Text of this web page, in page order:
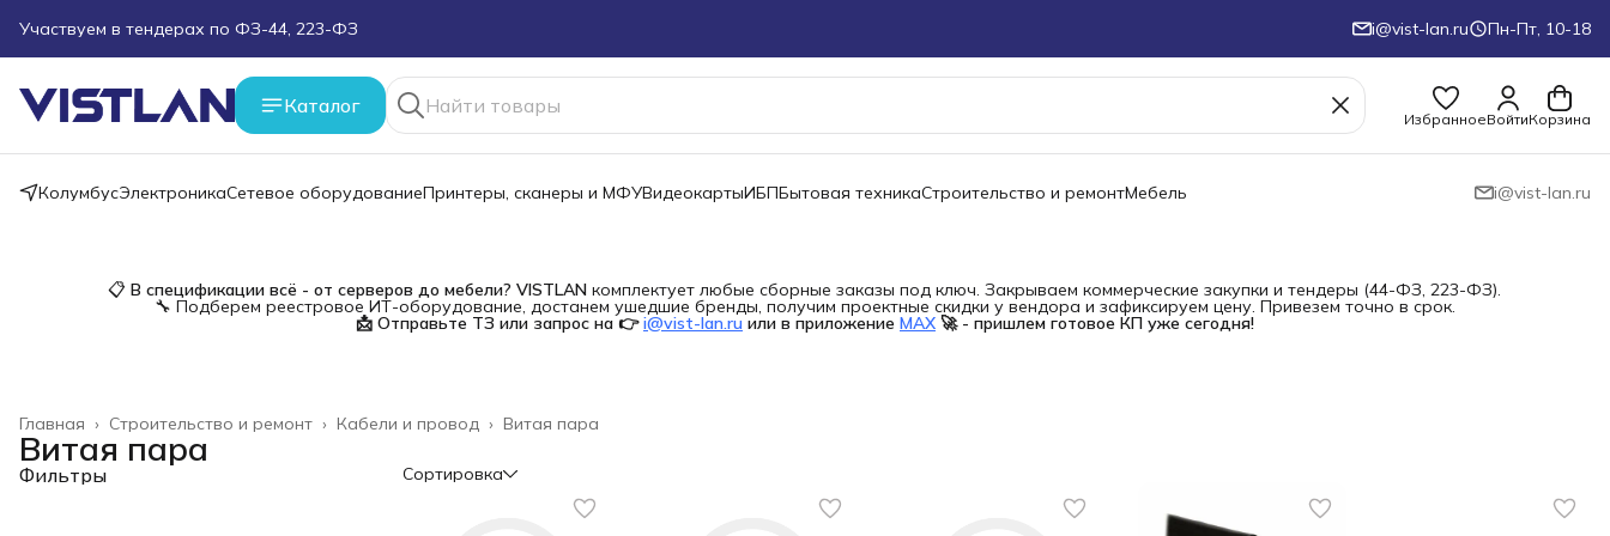
Поможем подобрать оборудование под ТЗ
Пуско-наладочные работы
Пришлите запрос на e-mail или в чат
Более 100 000 позиций в наличии и под заказ
i@vist-lan.ru Пн-Пт, 10-18
Каталог
ИзбранноеВойтиКорзина
КолумбусЭлектроникаСетевое оборудованиеПринтеры, сканеры и МФУВидеокартыИБПБытовая техникаСтроительство и ремонтМебель i@vist-lan.ru
📋В спецификации всё - от серверов до мебели? VISTLAN комплектует любые сборные заказы под ключ. Закрываем коммерческие закупки и тендеры (44-ФЗ, 223-ФЗ).
🔧 Подберем реестровое ИТ-оборудование, достанем ушедшие бренды, получим проектные скидки у вендора и зафиксируем цену. Привезем точно в срок.
📩 Отправьте ТЗ или запрос на 👉 i@vist-lan.ru или в приложение MAX 🚀 - пришлем готовое КП уже сегодня!
Витая пара
Кабели и провод ›
Строительство и ремонт ›
Главная ›
Витая пара
Фильтры Сортировка